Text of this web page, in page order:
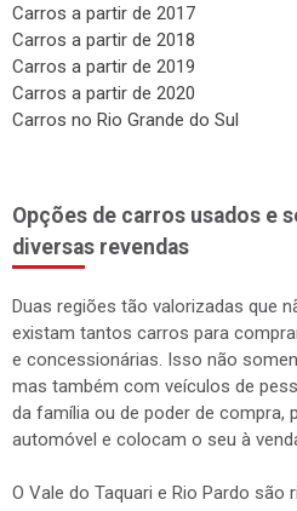
Carros a partir de 2017
Carros a partir de 2018
Carros a partir de 2019
Carros a partir de 2020
Carros no Rio Grande do Sul
Opções de carros usados e
diversas revendas
Duas regiões tão valorizadas que
existam tantos carros para
e concessionárias. Isso não
mas também com veículos de
da família ou de poder de compra,
automóvel e colocam o seu à
O Vale do Taquari e Rio Pardo